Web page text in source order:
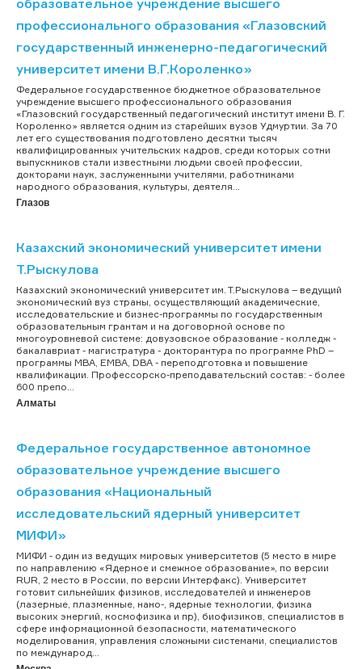
профессионального образования «Глазовский
государственный инженерно-педагогический
университет имени В.Г.Короленко»
Федеральное государственное бюджетное образовательное
учреждение высшего профессионального образования
«Глазовский государственный педагогический институт имени В. Г.
Короленко» является одним из старейших вузов Удмуртии. За 70
лет его существования подготовлено десятки тысяч
квалифицированных учительских кадров, среди которых сотни
выпускников стали известными людьми своей профессии,
докторами наук, заслуженными учителями, работниками
народного образования, культуры, деятеля...
Глазов
Казахский экономический университет имени
Т.Рыскулова
Казахский экономический университет им. Т.Рыскулова – ведущий
экономический вуз страны, осуществляющий академические,
исследовательские и бизнес-программы по государственным
образовательным грантам и на договорной основе по
многоуровневой системе: довузовское образование - колледж -
бакалавриат - магистратура - докторантура по программе PhD –
программы МВА, EMBA, DBA - переподготовка и повышение
квалификации. Профессорско-преподавательский состав: - более
600 препо...
Алматы
Федеральное государственное автономное
образовательное учреждение высшего
образования «Национальный
исследовательский ядерный университет
МИФИ»
МИФИ - один из ведущих мировых университетов (5 место в мире
по направлению «Ядерное и смежное образование», по версии
RUR, 2 место в России, по версии Интерфакс). Университет
готовит сильнейших физиков, исследователей и инженеров
(лазерные, плазменные, нано-, ядерные технологии, физика
высоких энергий, космофизика и пр), биофизиков, специалистов в
сфере информационной безопасности, математического
моделирования, управления сложными системами, специалистов
по международ...